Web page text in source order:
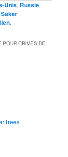
Unis, Russie,
Saker
.
POUR CRIMES DE